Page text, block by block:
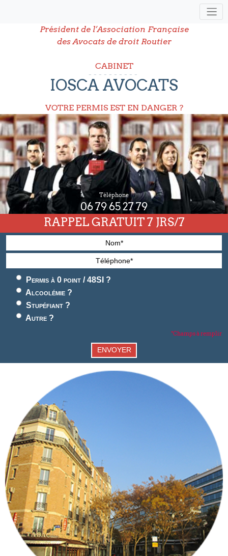
Président de l’Association Française
des Avocats de droit Routier
CABINET
IOSCA AVOCATS
VOTRE PERMIS EST EN DANGER ?
Téléphone
06 79 65 27 79
RAPPEL GRATUIT 7 JRS/7
Permis à 0 point / 48SI ?
Alcoolémie ?
Stupéfiant ?
Autre ?
*Champs à remplir
ENVOYER